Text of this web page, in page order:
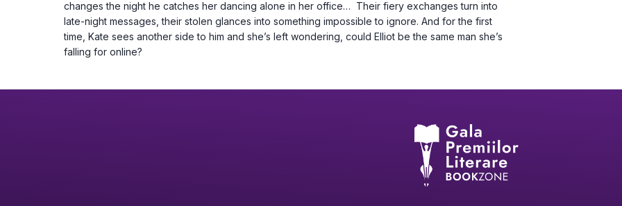
changes the night he catches her dancing alone in her office…  Their fiery exchanges turn into
late-night messages, their stolen glances into something impossible to ignore. And for the first
time, Kate sees another side to him and she’s left wondering, could Elliot be the same man she’s
falling for online?